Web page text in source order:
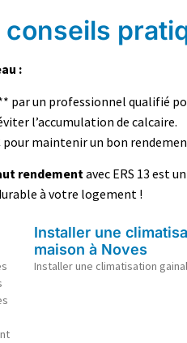
:
par un professionnel qualifié
l’accumulation de calcaire.
maintenir un bon
rendementavec ERS 13 est
à votre logement !
Installer une
maison à Noves
Installer une climatisation